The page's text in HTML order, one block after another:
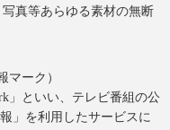
真等あらゆる素材の無断
マーク）
」といい、テレビ番組の公
」を利用したサービスに